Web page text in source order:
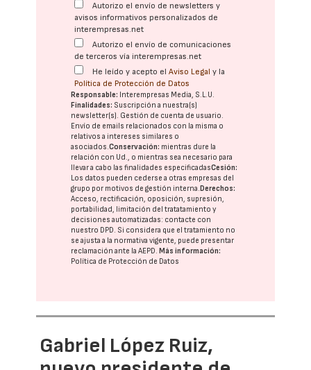
Autorizo el envío de newsletters y
avisos informativos personalizados de
interempresas.net
Autorizo el envío de comunicaciones
de terceros vía interempresas.net
He leído y acepto elAviso Legal y la
Política de Protección de Datos
Responsable: Interempresas Media, S.L.U.
Finalidades: Suscripción a nuestra(s)
newsletter(s). Gestión de cuenta de usuario.
Envío de emails relacionados con la misma o
relativos a intereses similares o
asociados.Conservación: mientras dure la
relación con Ud., o mientras sea necesario para
llevar a cabo las finalidades especificadasCesión:
Los datos pueden cederse a otras empresas del
grupo por motivos de gestión interna. Derechos:
Acceso, rectificación, oposición, supresión,
portabilidad, limitación del tratatamiento y
decisiones automatizadas: contacte con
nuestro DPD. Si considera que el tratamiento no
se ajusta a la normativa vigente, puede presentar
reclamación ante laAEPD. Más información:
Política de Protección de Datos
Gabriel López Ruiz,